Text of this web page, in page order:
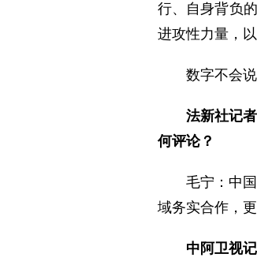
行、自身背负
进攻性力量，
数字不会
法新社记
何评论？
毛宁：中
域务实合作，
中阿卫视